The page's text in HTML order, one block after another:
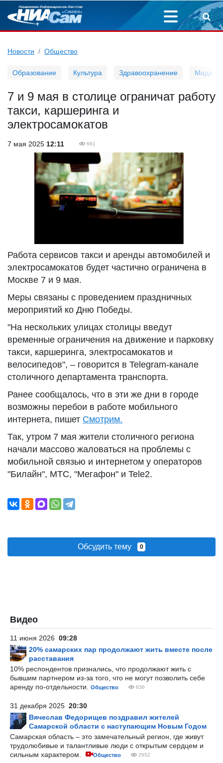
Новости Общество
Образование Культура Здравоохранение Мода
7 и 9 мая в столице ограничат работу
такси, каршеринга и
электросамокатов
7 мая 2025 12:11 661
Работа сервисов такси и аренды автомобилей и
электросамокатов будет частично ограничена в
Москве 7 и 9 мая.
Меры связаны с проведением праздничных
мероприятий ко Дню Победы.
"На нескольких улицах столицы введут
временные ограничения на движение и парковку
такси, каршеринга, электросамокатов и
велосипедов", – говорится в Telegram-канале
столичного департамента транспорта.
Ранее сообщалось, что в эти же дни в городе
возможны перебои в работе мобильного
интернета, пишет Смотрим.
Так, утром 7 мая жители столичного региона
начали массово жаловаться на проблемы с
мобильной связью и интернетом у операторов
"Билайн", МТС, "Мегафон" и Tele2.
Обсудить тему 0
Видео
11 июня 2026 09:28
20% самарских пар продолжают жить вместе после
расставания
10% респондентов признались, что продолжают жить с
бывшим партнером из-за того, что не могут позволить себе
аренду по-отдельности.
Общество 836
31 декабря 2025 20:30
Вячеслав Федорищев поздравил жителей
Самарской области с наступающим Новым Годом
Самарская область – это замечательный регион, где живут
трудолюбивые и талантливые люди с открытым сердцем и
сильным характером.
Общество 2652